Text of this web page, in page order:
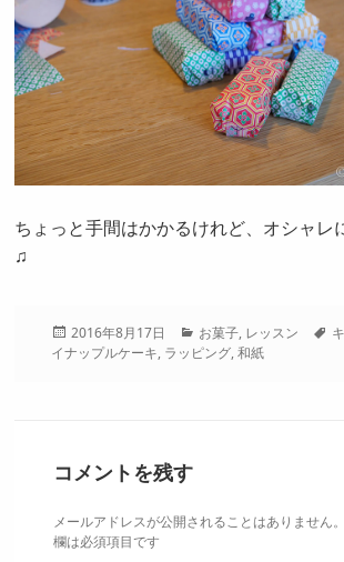
ちょっと手間はかかるけれど、オシャレ
♫
投
稿
2016年8月17日
カ
テ
お菓子, レッスン
タ
イナップルケーキ, ラッピング,和紙
コメントを残す
メールアドレスが公開されることはありません。
欄は必須項目です